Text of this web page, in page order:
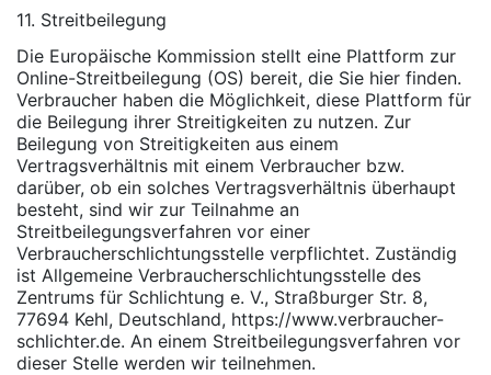
11. Streitbeilegung
Die Europäische Kommission stellt eine Plattform zur
Online-Streitbeilegung (OS) bereit, die Sie hier finden.
Verbraucher haben die Möglichkeit, diese Plattform für
die Beilegung ihrer Streitigkeiten zu nutzen. Zur
Beilegung von Streitigkeiten aus einem
Vertragsverhältnis mit einem Verbraucher bzw.
darüber, ob ein solches Vertragsverhältnis überhaupt
besteht, sind wir zur Teilnahme an
Streitbeilegungsverfahren vor einer
Verbraucherschlichtungsstelle verpflichtet. Zuständig
ist Allgemeine Verbraucherschlichtungsstelle des
Zentrums für Schlichtung e. V., Straßburger Str. 8,
77694 Kehl, Deutschland, https://www.verbraucher-
schlichter.de. An einem Streitbeilegungsverfahren vor
dieser Stelle werden wir teilnehmen.